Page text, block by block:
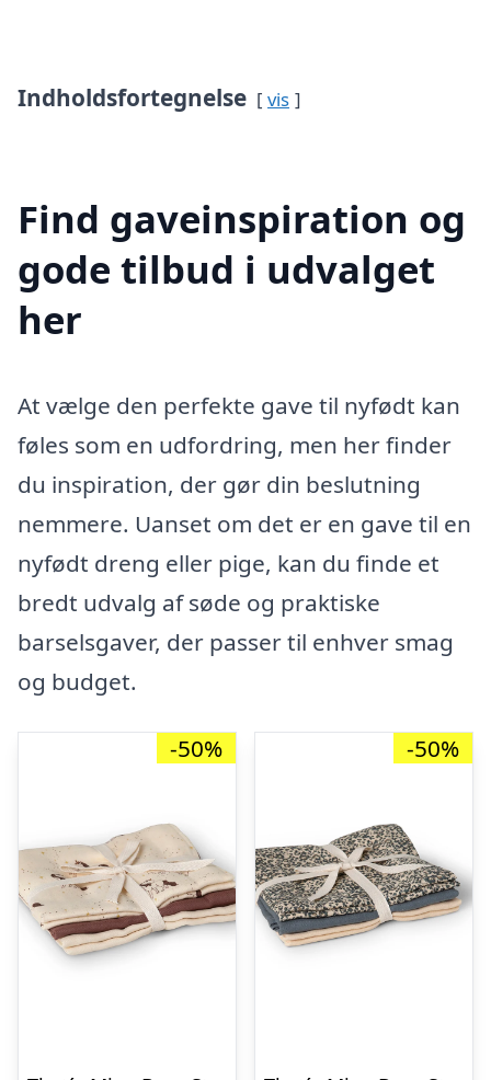
Indholdsfortegnelse vis
Find gaveinspiration og
gode tilbud i udvalget
her
At vælge den perfekte gave til nyfødt kan
føles som en udfordring, men her finder
du inspiration, der gør din beslutning
nemmere. Uanset om det er en gave til en
nyfødt dreng eller pige, kan du finde et
bredt udvalg af søde og praktiske
barselsgaver, der passer til enhver smag
og budget.
-50% -50%